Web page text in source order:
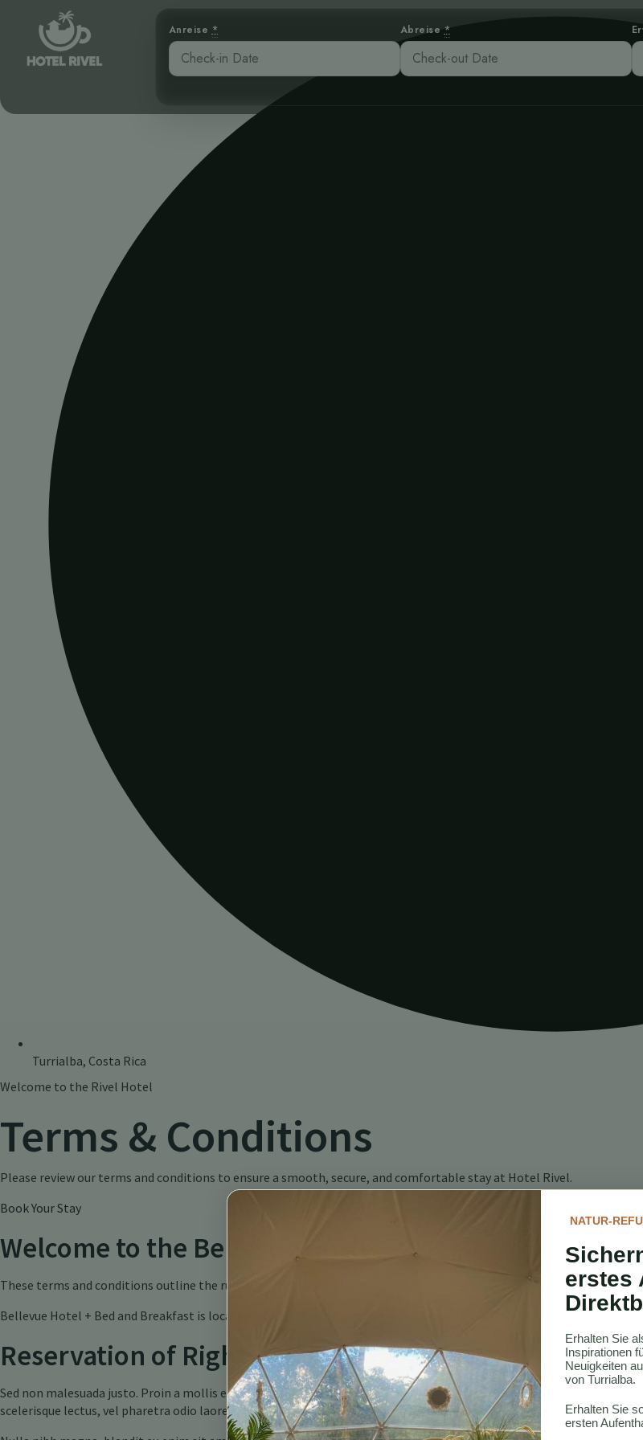
Anreise * Abreise *
Turrialba, Costa Rica
Welcome to the Rivel Hotel
Terms & Conditions
Please review our terms and conditions to ensure a smooth, secure, and comfortable stay at Hotel Rivel.
Book Your Stay
Welcome to the Bellevue Hostel
These terms and conditions outline the rules and regulations for the use of Bellevue Hotel + Bed and Breakfast’s
Bellevue Hotel + Bed and Breakfast is located at: 2311 Broadway St, San Francisco, CA 94115
Reservation of Rights
Sed non malesuada justo. Proin a mollis eros. Etiam elementum euismod dui, id tempus tortor suscipit vitae. Nulla
scelerisque lectus, vel pharetra odio laoreet id. Proin quis maximus quam, at eleifend enim.
NATUR-
erstes
Erhalten Sie
Inspirationen
Neuigkeiten
von Turrialba.
Erhalten Sie
ersten